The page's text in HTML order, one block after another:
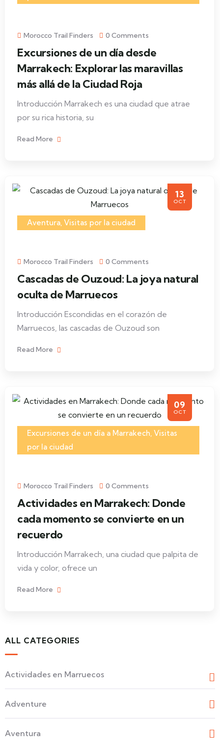
Morocco Trail Finders 0 Comments
Excursiones de un día desde
Marrakech: Explorar las maravillas
más allá de la Ciudad Roja
Introducción Marrakech es una ciudad que atrae
por su rica historia, su
Read More
13
OCT
Aventura, Visitas por la ciudad
Morocco Trail Finders 0 Comments
Cascadas de Ouzoud: La joya natural
oculta de Marruecos
Introducción Escondidas en el corazón de
Marruecos, las cascadas de Ouzoud son
Read More
09
OCT
Excursiones de un día a Marrakech, Visitas
por la ciudad
Morocco Trail Finders 0 Comments
Actividades en Marrakech: Donde
cada momento se convierte en un
recuerdo
Introducción Marrakech, una ciudad que palpita de
vida y color, ofrece un
Read More
ALL CATEGORIES
Actividades en Marruecos
Adventure
Aventura